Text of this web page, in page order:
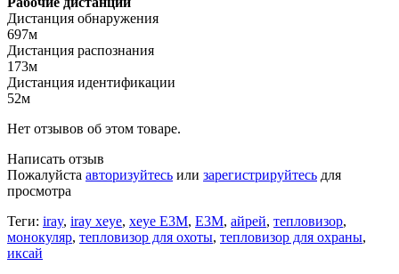
Дистанция обнаружения
697м
Дистанция распознания
173м
Дистанция идентификации
52м
Нет отзывов об этом товаре.
Написать отзыв
Пожалуйста авторизуйтесь или зарегистрируйтесь для
просмотра
Теги: iray, iray xeye, xeye E3M, E3M, айрей, тепловизор,
монокуляр, тепловизор для охоты, тепловизор для охраны,
иксай